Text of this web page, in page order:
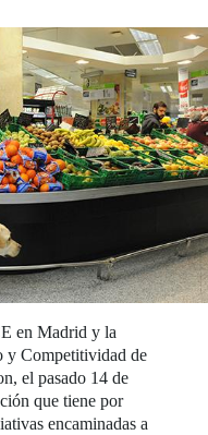
en Madrid y la
y Competitividad de
el pasado 14 de
que tiene por
encaminadas a